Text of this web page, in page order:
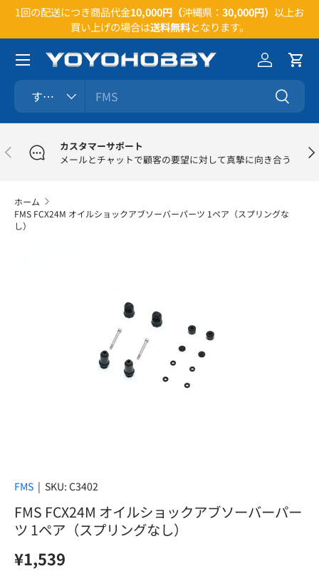
コンテンツへスキップ
1回の配送につき商品代金10,000円（沖縄県： 30,000円） 以上お
買い上げの場合は送料無料となります。
検索
商品タイプ
すべて 検索
ログインカ
メニュー
前 次
カスタマーサポート
メールとチャットで顧客の要望に対して真摯に向き合う
ホーム
FMS FCX24M オイルショックアブソーバーパーツ 1ペア（スプリングな
し）
FMS | SKU: C3402
FMS FCX24M オイルショックアブソーバーパー
ツ 1ペア（スプリングなし）
定価
¥1,539